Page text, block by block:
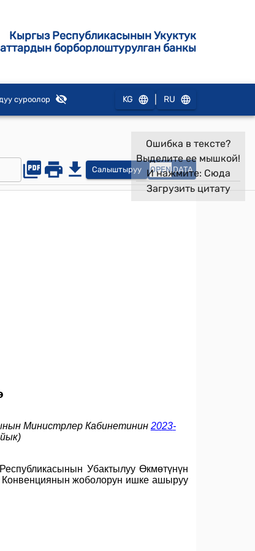
Кыргыз Республикасынын Укуктук
борборлоштурулган банкы
суроолор KG RU
Салыштыруу OPEN DATA
Ошибка в тексте?
Выделите ее мышкой!
И нажмите: Сюда
Загрузить цитату